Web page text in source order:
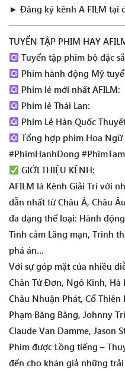
► Đăng ký kênh A FILM tại
TUYỂN TẬP PHIM HAY
Tuyển tập phim bộ đặc
Phim hành động Mỹ
Phim lẻ mới nhất AFILM:
Phim lẻ Thái Lan:
Phim Lẻ Hàn Quốc
Tổng hợp phim Hoa Ngữ
#PhimHanhDong
GIỚI THIỆU KÊNH:
AFILM là Kênh Giải Trí với
dẫn nhất từ Châu Á, Châu
đa dạng thể loại: Hành
Tình cảm Lãng mạn, Trinh
phá án…
Với sự góp mặt của nhiều
Chân Tử Đơn, Ngô Kinh,
Châu Nhuận Phát, Cổ Thiên
Phạm Băng Băng, Johnny
Claude Van Damme, Jason
Phim được Lồng tiếng –
đến cho khán giả những